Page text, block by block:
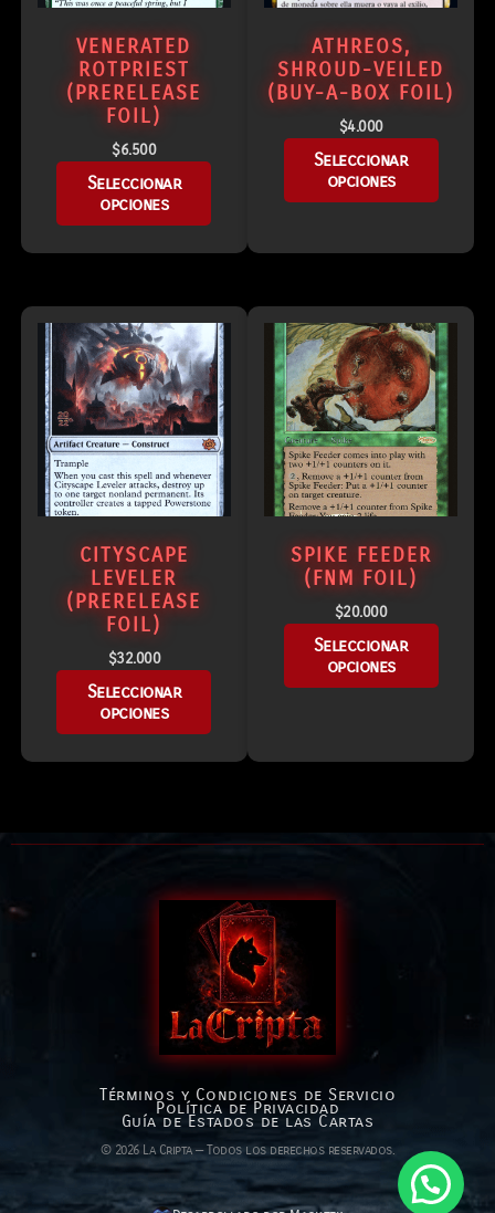
VENERATED
ROTPRIEST
(PRERELEASE
FOIL)
$6.500
Seleccionar
opciones
ATHREOS,
SHROUD-VEILED
(BUY-A-BOX FOIL)
$4.000
Seleccionar
opciones
CITYSCAPE
LEVELER
(PRERELEASE
FOIL)
$32.000
Seleccionar
opciones
SPIKE FEEDER
(FNM FOIL)
$20.000
Seleccionar
opciones
Términos y Condiciones de Servicio
Política de Privacidad
Guía de Estados de las Cartas
© 2026 La Cripta — Todos los derechos reservados.